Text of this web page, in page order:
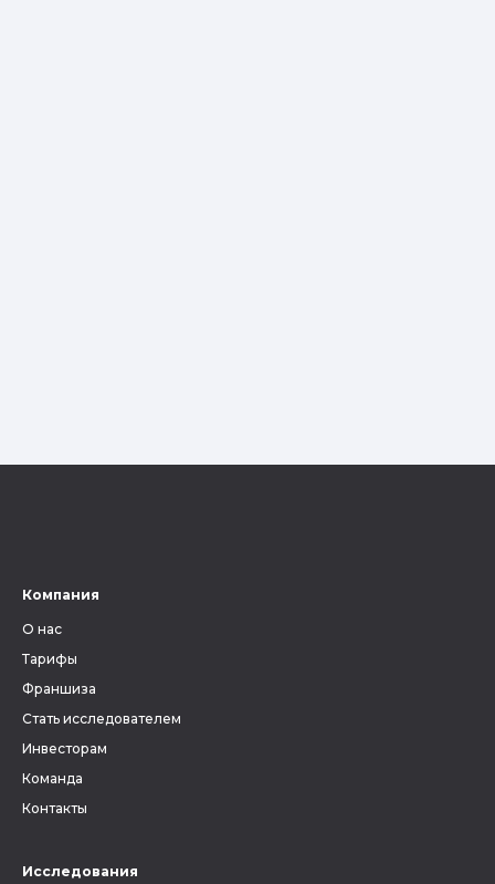
Компания
О нас
Тарифы
Франшиза
Стать исследователем
Инвесторам
Команда
Контакты
Исследования